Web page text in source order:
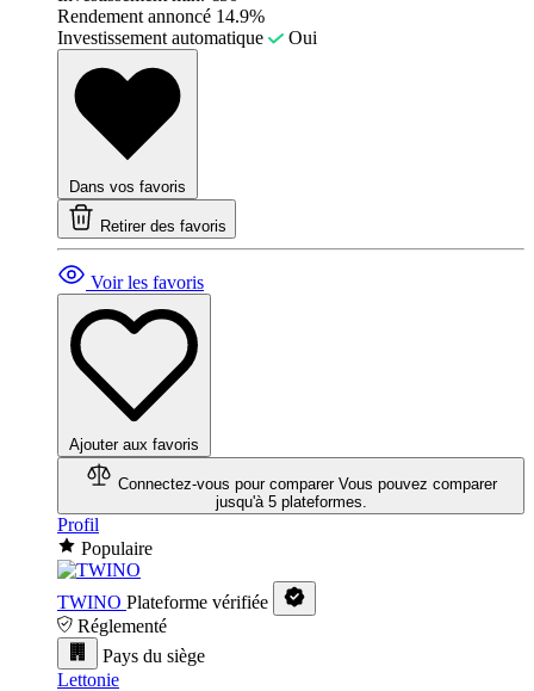
Rendement annoncé 14.9%
Investissement automatique
Oui
Dans vos favoris
Retirer des favoris
Voir les favoris
Ajouter aux favoris
Connectez-vous pour comparer Vous pouvez comparer
jusqu'à 5 plateformes.
Profil
Populaire
TWINO Plateforme vérifiée
Réglementé
Pays du siège
Lettonie